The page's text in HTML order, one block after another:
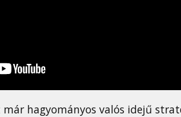
már hagyományos valós idejű